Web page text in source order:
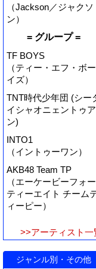
（Jackson／ジャクソ
ン）
= グループ =
TF BOYS
（ティー・エフ・ボー
イズ）
TNT時代少年団 (シー
イシャオニェントゥア
ン)
INTO1
（イントゥーワン）
AKB48 Team TP
（エーケービーフォー
ティーエイト チーム
ィーピー）
>>アーティスト一
ジャンル別・その他